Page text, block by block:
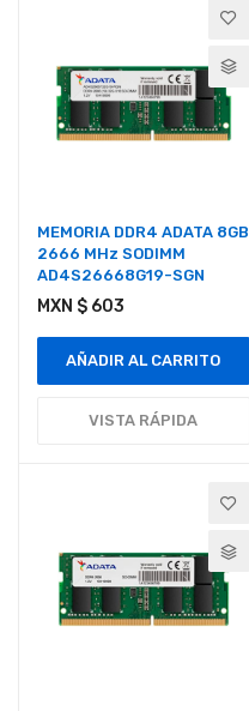
MEMORIA DDR4 ADATA 8GB
2666 MHz SODIMM
AD4S26668G19-SGN
MXN $ 603
AÑADIR AL CARRITO
VISTA RÁPIDA